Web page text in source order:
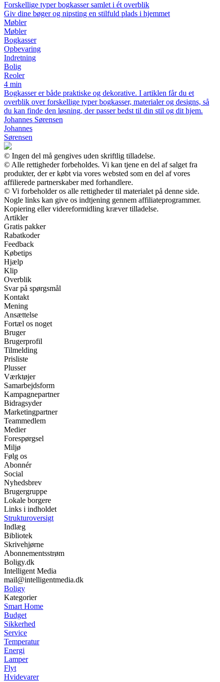
Forskellige typer bogkasser samlet i ét overblik
Giv dine bøger og nipsting en stilfuld plads i hjemmet
Møbler
Møbler
Bogkasser
Opbevaring
Indretning
Bolig
Reoler
4 min
Bogkasser er både praktiske og dekorative. I artiklen får du et
overblik over forskellige typer bogkasser, materialer og designs, så
du kan finde den løsning, der passer bedst til din stil og dit hjem.
Johannes Sørensen
Johannes
Sørensen
© Ingen del må gengives uden skriftlig tilladelse.
© Alle rettigheder forbeholdes. Vi kan tjene en del af salget fra
produkter, der er købt via vores websted som en del af vores
affilierede partnerskaber med forhandlere.
© Vi forbeholder os alle rettigheder til materialet på denne side.
Nogle links kan give os indtjening gennem affiliateprogrammer.
Kopiering eller videreformidling kræver tilladelse.
Artikler
Gratis pakker
Rabatkoder
Feedback
Købetips
Hjælp
Klip
Overblik
Svar på spørgsmål
Kontakt
Mening
Ansættelse
Fortæl os noget
Bruger
Brugerprofil
Tilmelding
Prisliste
Plusser
Værktøjer
Samarbejdsform
Kampagnepartner
Bidragsyder
Marketingpartner
Teammedlem
Medier
Forespørgsel
Miljø
Følg os
Abonnér
Social
Nyhedsbrev
Brugergruppe
Lokale borgere
Links i indholdet
Strukturoversigt
Indlæg
Bibliotek
Skrivehjørne
Abonnementsstrøm
Boligy.dk
Intelligent Media
mail@intelligentmedia.dk
Boligy
Kategorier
Smart Home
Budget
Sikkerhed
Service
Temperatur
Energi
Lamper
Flyt
Hvidevarer